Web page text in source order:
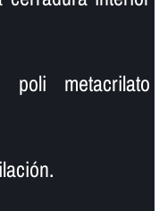
metacrilato